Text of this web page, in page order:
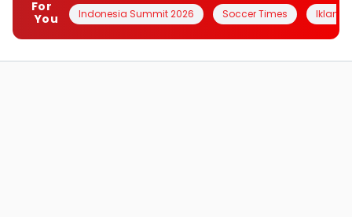
For
You
Indonesia Summit 2026 Soccer Times Iklanin